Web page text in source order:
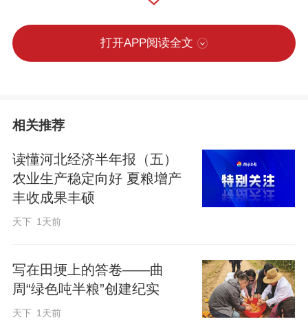
26日，大年初五，衡水市区沉浸在节日的
欢乐中，衡水市公交总公司12路公交车司
上公交司机岗位，这已是她在公交车上度
过的第13个春节了。
早晨5时20分，苗素梅就到达公交车场，对
车辆进行消毒、安全检查后，便驾车上
来说，春节假期这几天跟普通工作日没有
什么不同。一路上，她手握着方向盘平稳
地驾驶车辆，仔细观察着乘客的上、下车
打开APP阅读全文
相关推荐
读懂河北经济半年报（五）
农业生产稳定向好 夏粮增产
丰收成果丰硕
天下 1天前
写在田埂上的答卷——曲
周“绿色吨半粮”创建纪实
天下 1天前